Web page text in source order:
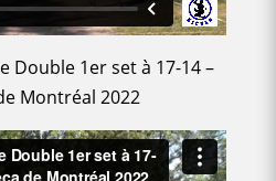
Double 1er set à 17-14 –
Montréal 2022